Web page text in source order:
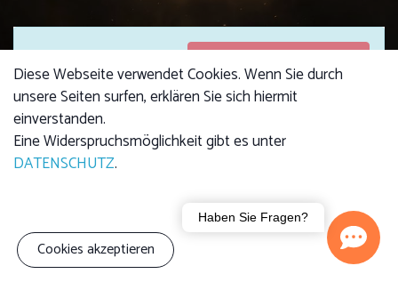
Anmeldungen sind
geschlossen
Anmeldungen
geschlossen
Kursgebühr
Familie (3 Personen):
7,00 €
Diese Webseite verwendet Cookies. Wenn Sie durch
unsere Seiten surfen, erklären Sie sich hiermit
einverstanden.
Eine Widerspruchsmöglichkeit gibt es unter
DATENSCHUTZ.
Cookies akzeptieren
Haben Sie Fragen?